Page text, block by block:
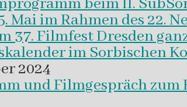
Mai im Rahmen des 22.
37. Filmfest Dresden
im
2024
und Filmgespräch